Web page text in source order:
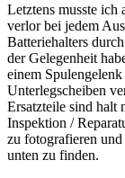
Letztens musste
verlor bei jedem
Batteriehalters
der Gelegenheit
einem
Unterlegscheiben
Ersatzteile sind halt
Inspektion /
zu fotografieren
unten zu finden.